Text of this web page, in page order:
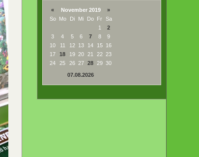
« November 2019
»
So Mo Di Mi Do Fr Sa
1
2
3
4 5 6 7 8
9
10
11 12 13 14 15 16
17
18 19 20 21 22 23
24
25 26 27 28 29 30
07.08.2026